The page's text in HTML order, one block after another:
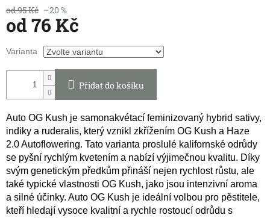
od 95 Kč –20 %
od76 Kč
Měrná
cena:
Varianta
Přidat do košíku
Auto OG Kush je samonakvétací feminizovaný hybrid sativy,
indiky a ruderalis, který vznikl zkřížením OG Kush a Haze
2.0 Autoflowering. Tato varianta proslulé kalifornské odrůdy
se pyšní rychlým kvetením a nabízí výjimečnou kvalitu. Díky
svým genetickým předkům přináší nejen rychlost růstu, ale
také typické vlastnosti OG Kush, jako jsou intenzivní aroma
a silné účinky. Auto OG Kush je ideální volbou pro pěstitele,
kteří hledají vysoce kvalitní a rychle rostoucí odrůdu s